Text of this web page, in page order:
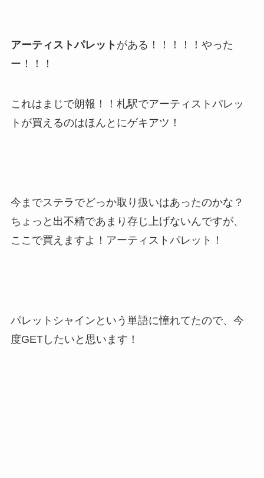
アーティストパレット がある！！！！！やった
ー！！！
これはまじで朗報！！札駅でアーティストパレッ
トが買えるのはほんとにゲキアツ！
今までステラでどっか取り扱いはあったのかな？
ちょっと出不精であまり存じ上げないんですが、
ここで買えますよ！アーティストパレット！
パレットシャインという単語に憧れてたので、今
度GETしたいと思います！